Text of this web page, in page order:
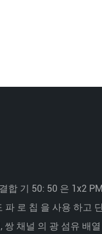
합 기 50: 50 은 1x2
파 로 칩 을 사용 하고
쌍 채널 의 광 섬유 배